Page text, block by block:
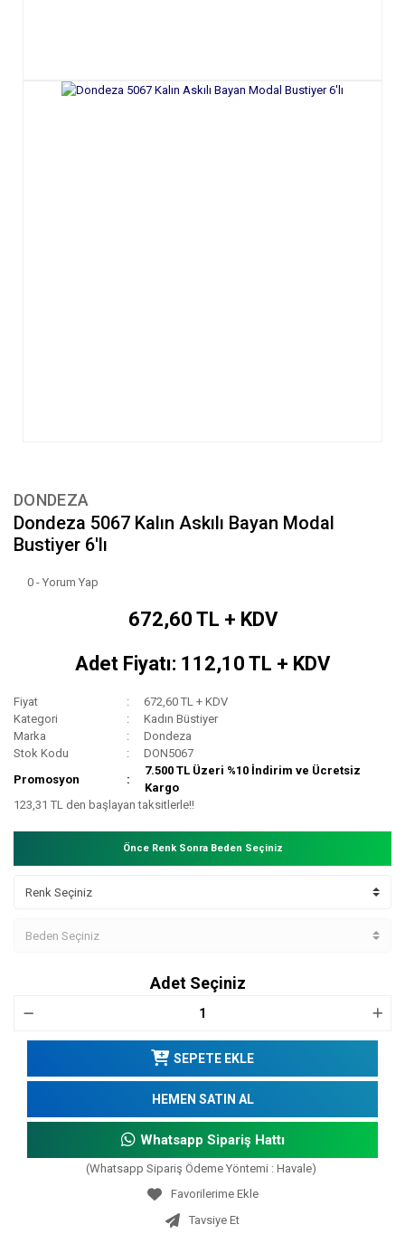
DONDEZA
Dondeza 5067 Kalın Askılı Bayan Modal
Bustiyer 6'lı
0 - Yorum Yap
672,60 TL + KDV
Adet Fiyatı: 112,10 TL + KDV
Fiyat
672,60 TL + KDV
Kategori
Kadın Büstiyer
Marka
Dondeza
Stok Kodu
DON5067
Promosyon
7.500 TL Üzeri %10 İndirim ve Ücretsiz
Kargo
123,31 TL den başlayan taksitlerle!!
Önce Renk Sonra Beden Seçiniz
Adet Seçiniz
SEPETE EKLE
HEMEN SATIN AL
Whatsapp Sipariş Hattı
(Whatsapp Sipariş Ödeme Yöntemi : Havale)
Tavsiye Et